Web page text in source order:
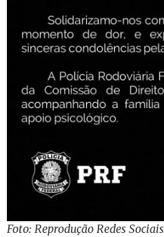
Foto: Reprodução Redes Sociais